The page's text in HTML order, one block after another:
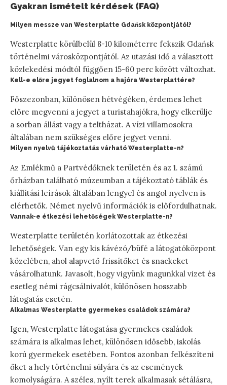
Gyakran ismételt kérdések (FAQ)
Milyen messze van Westerplatte Gdańsk központjától?
Westerplatte körülbelül 8-10 kilométerre fekszik Gdańsk
történelmi városközpontjától. Az utazási idő a választott
közlekedési módtól függően 15-60 perc között változhat.
Kell-e előre jegyet foglalnom a hajóra Westerplattére?
Főszezonban, különösen hétvégéken, érdemes lehet
előre megvenni a jegyet a turistahajókra, hogy elkerülje
a sorban állást vagy a teltházat. A vízi villamosokra
általában nem szükséges előre jegyet venni.
Milyen nyelvű tájékoztatás várható Westerplatte-n?
Az Emlékmű a Partvédőknek területén és az 1. számú
őrházban található múzeumban a tájékoztató táblák és
kiállítási leírások általában lengyel és angol nyelven is
elérhetők. Német nyelvű információk is előfordulhatnak.
Vannak-e étkezési lehetőségek Westerplatte-n?
Westerplatte területén korlátozottak az étkezési
lehetőségek. Van egy kis kávézó/büfé a látogatóközpont
közelében, ahol alapvető frissítőket és snackeket
vásárolhatunk. Javasolt, hogy vigyünk magunkkal vizet és
esetleg némi rágcsálnivalót, különösen hosszabb
látogatás esetén.
Alkalmas Westerplatte gyermekes családok számára?
Igen, Westerplatte látogatása gyermekes családok
számára is alkalmas lehet, különösen idősebb, iskolás
korú gyermekek esetében. Fontos azonban felkészíteni
őket a hely történelmi súlyára és az események
komolyságára. A széles, nyílt terek alkalmasak sétálásra,